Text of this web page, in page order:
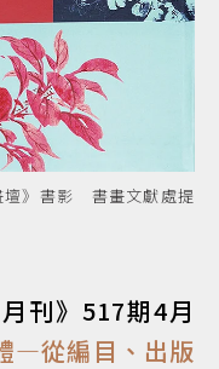
》書影 書畫文獻處提
刊》517期4月
—從編目、出版